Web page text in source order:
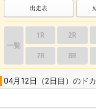
出走表
一覧
1R 2R
7R 8R
04月12日（2日目）のド